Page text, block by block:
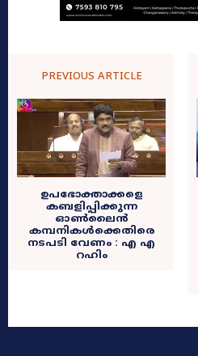
PREVIOUS ARTICLE
ഉപഭോക്താക്കളെ
കബളിപ്പിക്കുന്ന
ഓൺലൈൻ
കമ്പനികൾക്കെതിരെ
നടപടി വേണം : എ എ
റഹിം